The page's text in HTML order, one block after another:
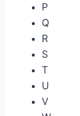
P
Q
R
S
T
U
V